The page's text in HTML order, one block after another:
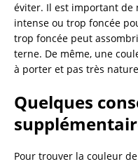
éviter. Il est important de
intense ou trop foncée
trop foncée peut
terne. De même, une
à porter et pas très
Quelques
Pour trouver la couleur